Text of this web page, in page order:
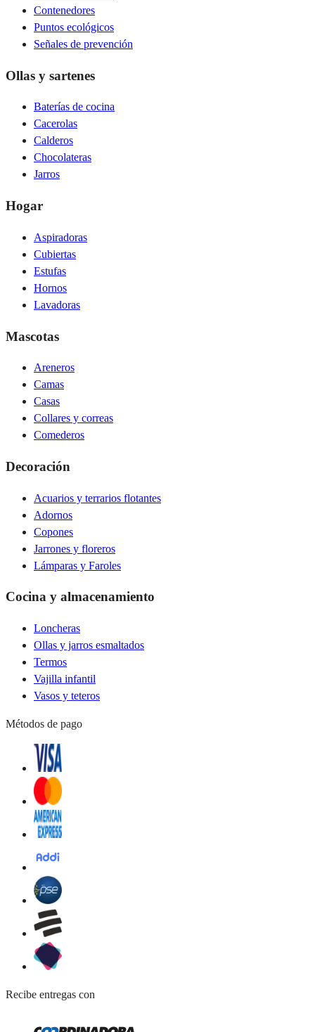
Contenedores
Puntos ecológicos
Señales de prevención
Ollas y sartenes
Baterías de cocina
Cacerolas
Calderos
Chocolateras
Jarros
Hogar
Aspiradoras
Cubiertas
Estufas
Hornos
Lavadoras
Mascotas
Areneros
Camas
Casas
Collares y correas
Comederos
Decoración
Acuarios y terrarios flotantes
Adornos
Copones
Jarrones y floreros
Lámparas y Faroles
Cocina y almacenamiento
Loncheras
Ollas y jarros esmaltados
Termos
Vajilla infantil
Vasos y teteros
Métodos de pago
Recibe entregas con